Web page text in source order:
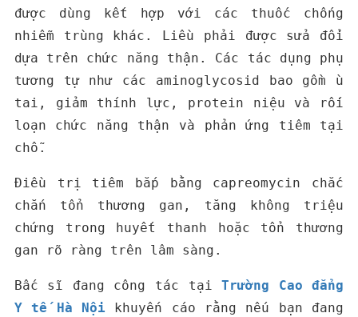
được dùng kết hợp với các thuốc chống
nhiễm trùng khác. Liều phải được sửa đổi
dựa trên chức năng thận. Các tác dụng phụ
tương tự như các aminoglycosid bao gồm ù
tai, giảm thính lực, protein niệu và rối
loạn chức năng thận và phản ứng tiêm tại
chỗ.
Điều trị tiêm bắp bằng capreomycin chắc
chắn tổn thương gan, tăng không triệu
chứng trong huyết thanh hoặc tổn thương
gan rõ ràng trên lâm sàng.
Bấc sĩ đang công tác tạiTrường Cao đẳng
Y tế Hà Nội
khuyến cáo rằng nếu bạn đang